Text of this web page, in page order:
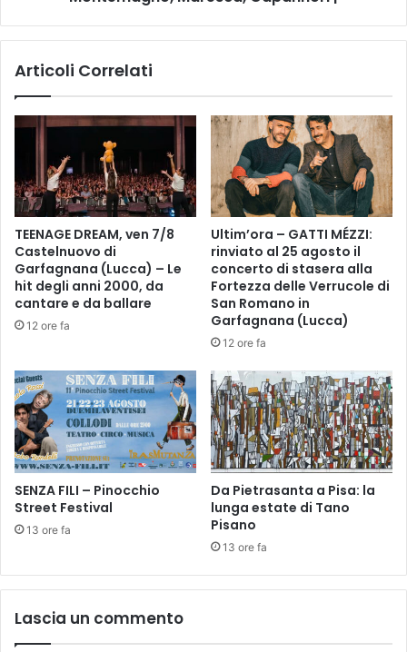
d
l
a
r
o
c
c
i
o
a
o
t
a
o
r
e
|
d
a
l
1
9
2
3
n
o
v
e
m
b
r
O
C
Articoli Correlati
TEENAGE DREAM, ven 7/8
Castelnuovo di
Garfagnana (Lucca) – Le
hit degli anni 2000, da
cantare e da ballare
12 ore fa
Ultim’ora – GATTI MÉZZI:
rinviato al 25 agosto il
concerto di stasera alla
Fortezza delle Verrucole di
San Romano in
Garfagnana (Lucca)
12 ore fa
SENZA FILI – Pinocchio
Street Festival
13 ore fa
Da Pietrasanta a Pisa: la
lunga estate di Tano
Pisano
13 ore fa
Lascia un commento